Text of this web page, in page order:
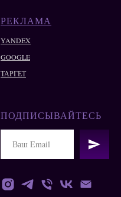
РЕКЛАМА
YANDEX
GOOGLE
ТАРГЕТ
ПОДПИСЫВАЙТЕСЬ